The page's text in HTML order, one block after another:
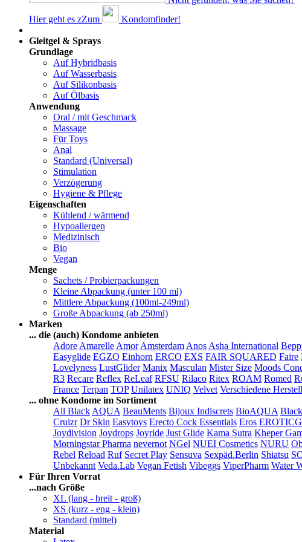
Hier geht es zZum
Kondomfinder!
Gleitgel & Sprays
Grundlage
Auf Hybridbasis
Auf Wasserbasis
Auf Silikonbasis
Auf Ölbasis
Anwendung
Oral / mit Geschmack
Massage
Für Toys
Anal
Standard (Universal)
Stimulation
Verzögerung
Hygiene & Pflege
Eigenschaften
Kühlend / wärmend
Hypoallergen
Medizinisch
Bio
Vegan
Menge
Sachets / Probierpackungen
Kleine Abpackung (unter 100 ml)
Mittlere Abpackung (100ml-249ml)
Große Abpackung (ab 250ml)
Marken
... die (auch) Kondome anbieten
Adore Amarelle Amor Amsterdam Anos Asha International
Easyglide EGZO Einhorn ERCO EXS FAIR SQUARED Faire
Lovelyness LustGlider Manix Masculan Mister Size Moods
R3 Recare Reflex ReLeaf RFSU Rilaco Ritex ROAM Romed
France Terpan TOP Unilatex UNIQ Velvet Verschiedene
... ohne Kondome im Sortiment
All Black AQUA BeauMents Bijoux Indiscrets BioAQUA
Cruizr Dr Skin Easytoys Erecto Cock Essentials Eros
Joydivision Joydrops Joyride Just Glide Kama Sutra Kheper
Morningstar Pharma nevernot NGel NUEI Cosmetics NURU
Rebel Reload Ruf Secret Play Sensuva Sexpäd.Berlin Shiatsu
Unbekannt Veda.Lab Vegan Fetish Vibeggs ViperPharm Water
Für Ihren Vorrat
...nach Größe
XL (lang - breit - groß)
XS (kurz - eng - klein)
Standard (mittel)
Material